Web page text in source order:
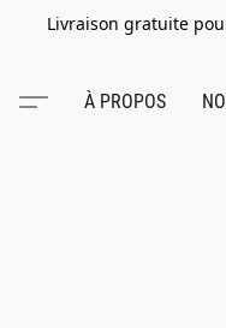
Livraison gratuite
À PROPOS